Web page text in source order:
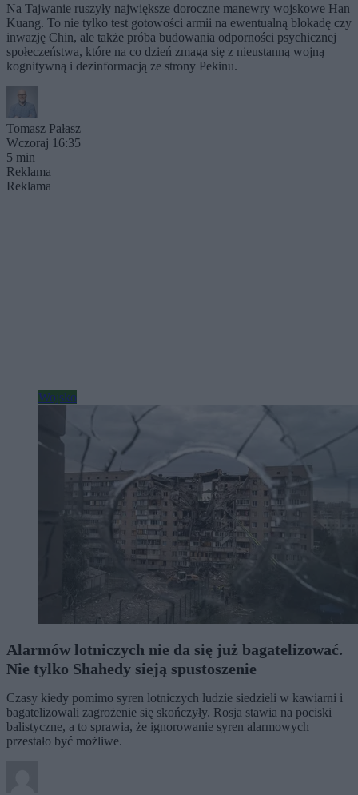
Na Tajwanie ruszyły największe doroczne manewry wojskowe Han
Kuang. To nie tylko test gotowości armii na ewentualną blokadę czy
inwazję Chin, ale także próba budowania odporności psychicznej
społeczeństwa, które na co dzień zmaga się z nieustanną wojną
kognitywną i dezinformacją ze strony Pekinu.
Tomasz Pałasz
Wczoraj 16:35
5 min
Reklama
Reklama
Wojsko
Alarmów lotniczych nie da się już bagatelizować.
Nie tylko Shahedy sieją spustoszenie
Czasy kiedy pomimo syren lotniczych ludzie siedzieli w kawiarni i
bagatelizowali zagrożenie się skończyły. Rosja stawia na pociski
balistyczne, a to sprawia, że ignorowanie syren alarmowych
przestało być możliwe.